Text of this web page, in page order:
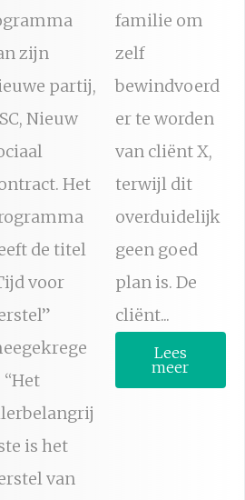
zijn
partij,
Nieuw
Het
de titel
voor
“Het
is het
van
familie om
zelf
bewindvoerd
er te worden
van cliënt X,
terwijl dit
overduidelijk
geen goed
plan is. De
cliënt...
Lees
meer